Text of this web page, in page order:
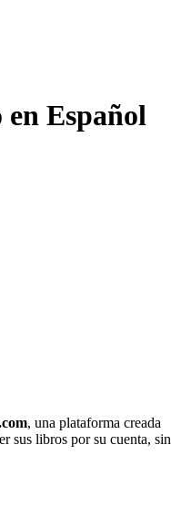
Español
, una plataforma creada
sus libros por su cuenta, sin